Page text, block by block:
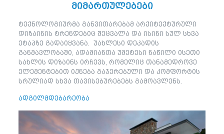
მიმართულებები
ტექნოლოგიურმა განვითარებამ არქიტექტურული
დიზაინის ტრენდებიც შეცვალა და ისინი სულ სხვა
ეტაპზე გადაიყვანა. უახლესი დეკადის
განმავლობაში, ადამიანთა უმეტესი ნაწილი ისეთი
სახლის დიზაინს ირჩევს, რომელიც თანამედროვე
ელემენტებით იქნება გაჯერებული და კომფორტის
სრულიად სხვა თავისებურებებს გამოავლენს.
ადგილმდებარეობა